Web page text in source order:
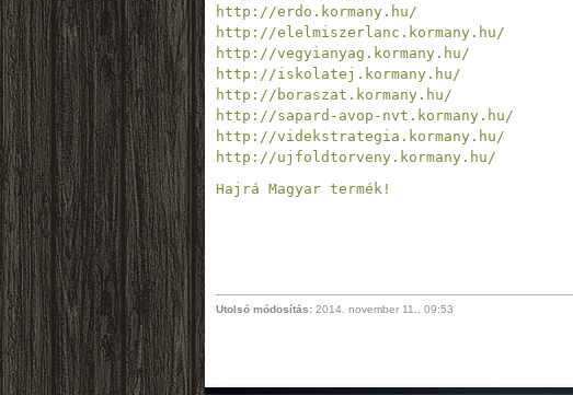
http://erdo.kormany.hu/
http://elelmiszerlanc.kormany.hu/
http://vegyianyag.kormany.hu/
http://iskolatej.kormany.hu/
http://sapard-avop-nvt.kormany.hu/
http://videkstrategia.kormany.hu/
http://ujfoldtorveny.kormany.hu/
Hajrá Magyar termék!
Utolsó módosítás: 2014. november 11., 09:53